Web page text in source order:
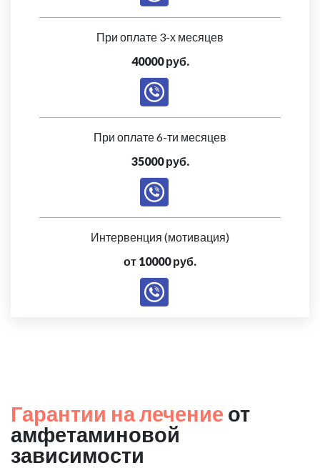
При оплате 3-х месяцев
40000 руб.
При оплате 6-ти месяцев
35000 руб.
Интервенция (мотивация)
от 10000 руб.
Гарантии на лечение от
амфетаминовой
зависимости